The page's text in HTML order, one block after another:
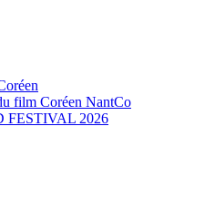
film Coréen NantCo
FESTIVAL 2026